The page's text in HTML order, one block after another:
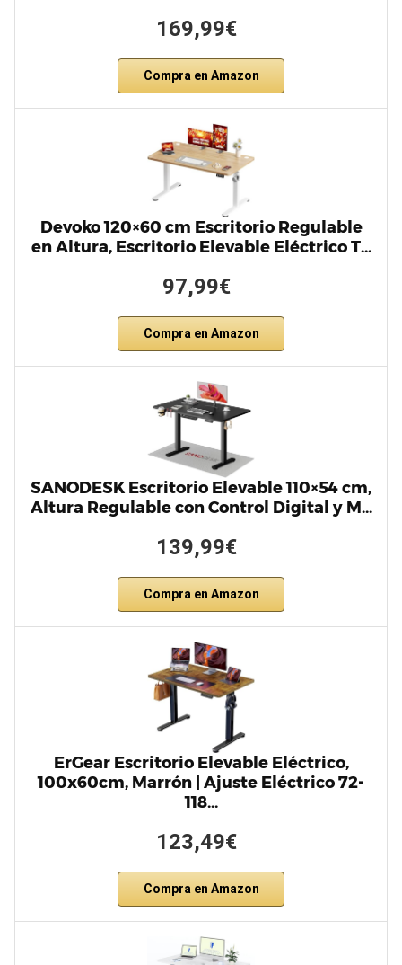
169,99€
Compra en Amazon
Devoko 120×60 cm Escritorio Regulable
en Altura, Escritorio Elevable Eléctrico T…
97,99€
Compra en Amazon
SANODESK Escritorio Elevable 110×54 cm,
Altura Regulable con Control Digital y M…
139,99€
Compra en Amazon
ErGear Escritorio Elevable Eléctrico,
100x60cm, Marrón | Ajuste Eléctrico 72-
118…
123,49€
Compra en Amazon